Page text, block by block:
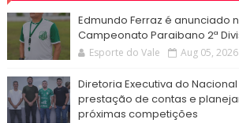
Edmundo Ferraz é anunciado
Campeonato Paraibano 2ª
Esporte do Vale Aug 05, 2026
Diretoria Executiva do
prestação de contas e
próximas competições